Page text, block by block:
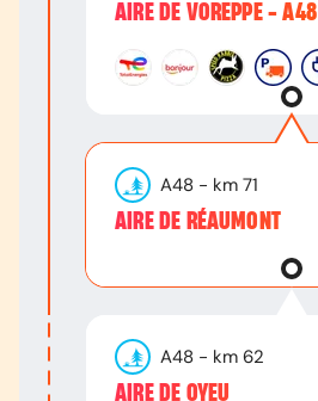
AIRE DE VOREPPE - A48
A48 - km 71
AIRE DE RÉAUMONT
A48 - km 62
AIRE DE OYEU